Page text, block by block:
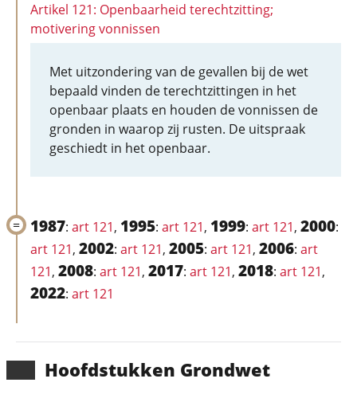
Hoofd­stukken Grondwet
Artikel 121: Openbaarheid terechtzitting;
motivering vonnissen
Met uitzondering van de gevallen bij de wet
bepaald vinden de terechtzittingen in het
openbaar plaats en houden de vonnissen de
gronden in waarop zij rusten. De uitspraak
geschiedt in het openbaar.
1987: art 121, 1995: art 121, 1999: art 121, 2000:
art 121, 2002: art 121, 2005: art 121, 2006: art
121, 2008: art 121, 2017: art 121, 2018: art 121,
2022: art 121